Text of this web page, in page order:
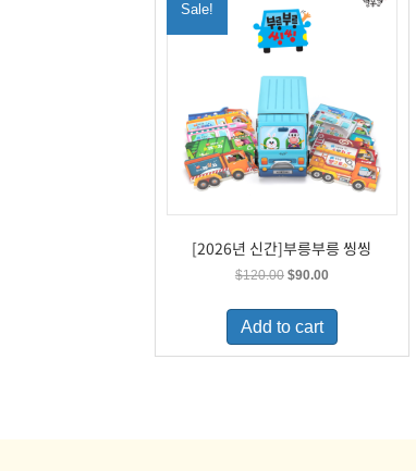
Sale!
[2026년 신간]부릉부릉 씽씽
$120.00 Original
was:
$120.00.
$90.00Current
is:
Add to cart